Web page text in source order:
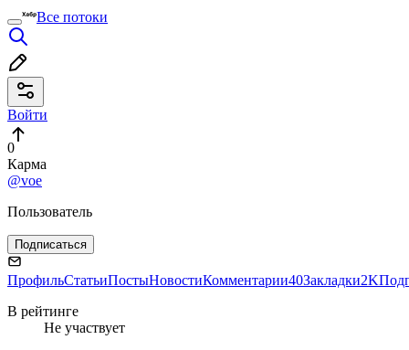
Все потоки
Войти
0
Карма
@voe
Пользователь
Подписаться
ПрофильСтатьиПостыНовостиКомментарии40Закладки2K
В рейтинге
Не участвует